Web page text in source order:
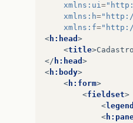
xmlns:ui=
xmlns:h=
xmlns:f=
< h:head >
<title>
</ h:head >
< h:body>
< h:form>
<fieldset>
<legend
<